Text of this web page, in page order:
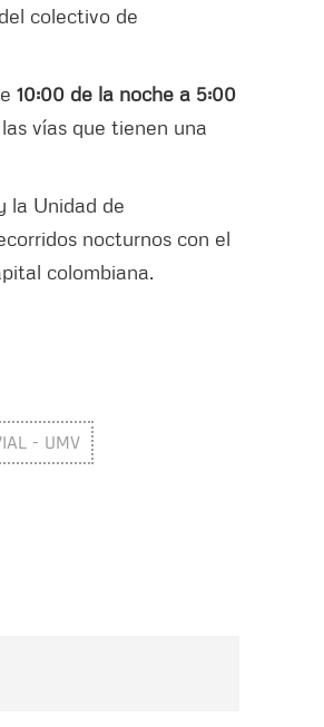
colectivo de
10:00 de la noche a 5:00
vías que tienen una
la Unidad de
nocturnos con el
colombiana.
- UMV